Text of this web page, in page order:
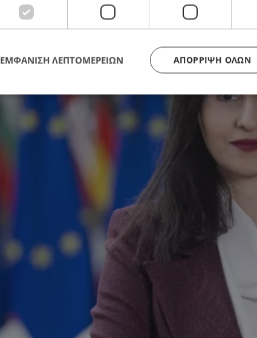
ΑΠΌΡΡΙΨΗ ΌΛΩΝ
ΕΜΦΑΝΙΣΗ ΛΕΠΤΟΜΕΡΕΙΩΝ